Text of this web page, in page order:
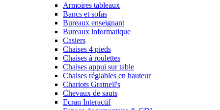
Armoires tableaux
Bancs et sofas
Bureaux enseignant
Bureaux informatique
Casiers
Chaises 4 pieds
Chaises à roulettes
Chaises appui sur table
Chaises réglables en hauteur
Chariots Gratnell's
Chevaux de sauts
Ecran Interactif